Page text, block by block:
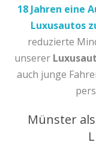
18 Jahren eine
Luxusautos
reduzierte
unserer
auch junge
Münster